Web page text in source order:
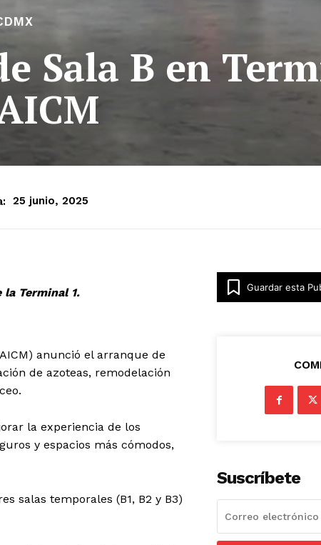
Sala B en
25 junio, 2025
la Terminal 1.
anunció el arranque de
de azoteas, remodelación
la experiencia de los
y espacios más cómodos,
salas temporales (B1, B2 y B3)
Guardar esta
Suscríbete